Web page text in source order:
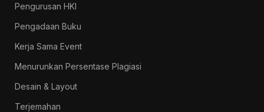
Pengurusan HKI
Pengadaan Buku
Kerja Sama Event
Menurunkan Persentase Plagiasi
Desain & Layout
Terjemahan